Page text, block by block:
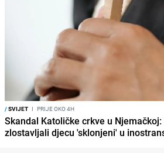
/SVIJET I PRIJE OKO 4H
Skandal Katoličke crkve u
zlostavljali djecu 'sklonjeni' u